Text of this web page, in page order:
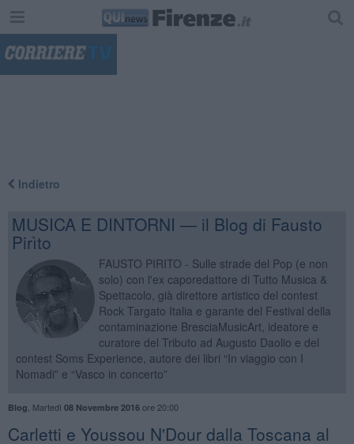
Indietro
MUSICA E DINTORNI — il Blog di Fausto
Pirìto
FAUSTO PIRITO - Sulle strade del Pop (e non
solo) con l'ex caporedattore di Tutto Musica &
Spettacolo, già direttore artistico del contest
Rock Targato Italia e garante del Festival della
contaminazione BresciaMusicArt, ideatore e
curatore del Tributo ad Augusto Daolio e del
contest Soms Experience, autore dei libri “In viaggio con I
Nomadi” e “Vasco in concerto”
Blog Martedì 08 Novembre 2016ore 20:00
Carletti e Youssou N'Dour dalla Toscana al